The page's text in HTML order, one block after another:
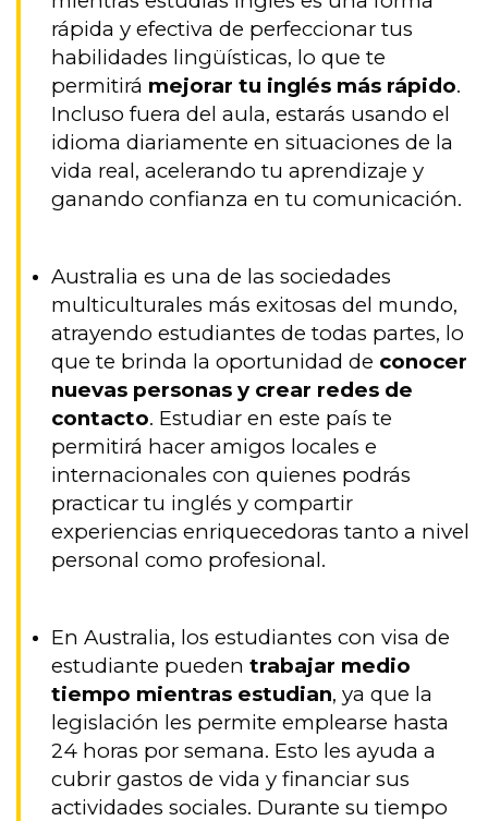
rápida y efectiva de perfeccionar tus
habilidades lingüísticas, lo que te
permitirá mejorar tu inglés más rápido.
Incluso fuera del aula, estarás usando el
idioma diariamente en situaciones de la
vida real, acelerando tu aprendizaje y
ganando confianza en tu comunicación.
Australia es una de las sociedades
multiculturales más exitosas del mundo,
atrayendo estudiantes de todas partes, lo
que te brinda la oportunidad de conocer
nuevas personas y crear redes de
contacto. Estudiar en este país te
permitirá hacer amigos locales e
internacionales con quienes podrás
practicar tu inglés y compartir
experiencias enriquecedoras tanto a nivel
personal como profesional.
En Australia, los estudiantes con visa de
estudiante puedentrabajar medio
tiempo mientras estudian, ya que la
legislación les permite emplearse hasta
24 horas por semana. Esto les ayuda a
cubrir gastos de vida y financiar sus
actividades sociales. Durante su tiempo